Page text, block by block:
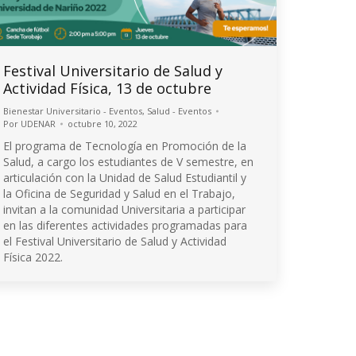
Festival Universitario de Salud y
Actividad Física, 13 de octubre
Bienestar Universitario - Eventos, Salud - Eventos
Por UDENAR octubre 10, 2022
El programa de Tecnología en Promoción de la
Salud, a cargo los estudiantes de V semestre, en
articulación con la Unidad de Salud Estudiantil y
la Oficina de Seguridad y Salud en el Trabajo,
invitan a la comunidad Universitaria a participar
en las diferentes actividades programadas para
el Festival Universitario de Salud y Actividad
Física 2022.